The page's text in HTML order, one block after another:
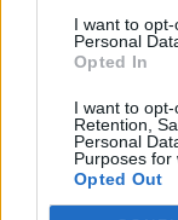
I want to
Personal
Opted In
I want to opt-
Retention,
Personal
Purposes for
Opted Out
Ukrainos
Laidos Nauja
Sinoptikai
savaitę:
Žinios | Orai